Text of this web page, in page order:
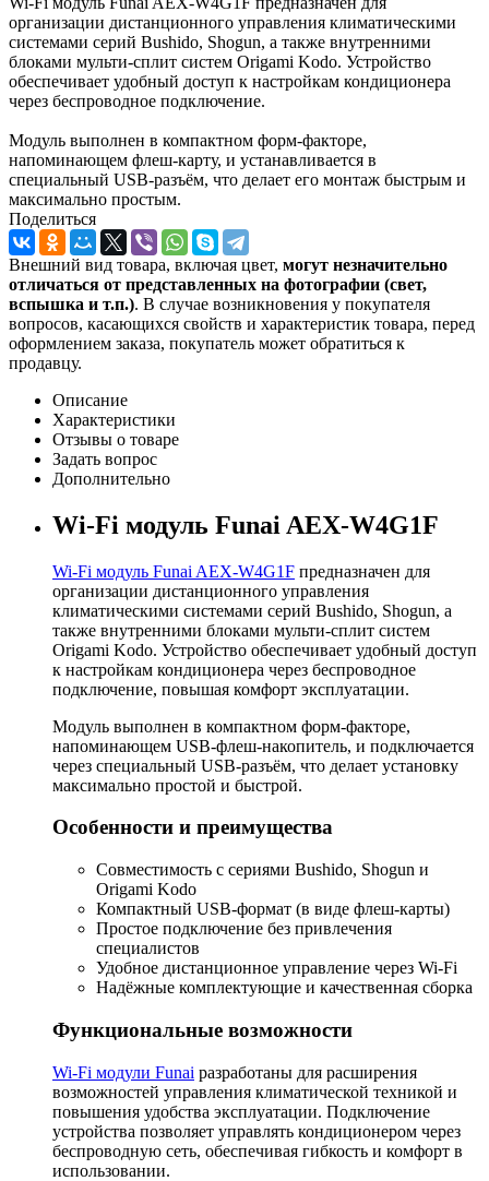
организации дистанционного управления климатическими
системами серий Bushido, Shogun, а также внутренними
блоками мульти-сплит систем Origami Kodo. Устройство
обеспечивает удобный доступ к настройкам кондиционера
через беспроводное подключение.
Модуль выполнен в компактном форм-факторе,
напоминающем флеш-карту, и устанавливается в
специальный USB-разъём, что делает его монтаж быстрым и
максимально простым.
Поделиться
Внешний вид товара, включая цвет, могут незначительно
отличаться от представленных на фотографии (свет,
вспышка и т.п.). В случае возникновения у покупателя
вопросов, касающихся свойств и характеристик товара, перед
оформлением заказа, покупатель может обратиться к
продавцу.
Описание
Характеристики
Отзывы о товаре
Задать вопрос
Дополнительно
Wi-Fi модуль Funai AEX-W4G1F
Wi-Fi модуль Funai AEX-W4G1F предназначен для
организации дистанционного управления
климатическими системами серий Bushido, Shogun, а
также внутренними блоками мульти-сплит систем
Origami Kodo. Устройство обеспечивает удобный доступ
к настройкам кондиционера через беспроводное
подключение, повышая комфорт эксплуатации.
Модуль выполнен в компактном форм-факторе,
напоминающем USB-флеш-накопитель, и подключается
через специальный USB-разъём, что делает установку
максимально простой и быстрой.
Особенности и преимущества
Совместимость с сериями Bushido, Shogun и
Origami Kodo
Компактный USB-формат (в виде флеш-карты)
Простое подключение без привлечения
специалистов
Удобное дистанционное управление через Wi-Fi
Надёжные комплектующие и качественная сборка
Функциональные возможности
Wi-Fi модули Funai разработаны для расширения
возможностей управления климатической техникой и
повышения удобства эксплуатации. Подключение
устройства позволяет управлять кондиционером через
беспроводную сеть, обеспечивая гибкость и комфорт в
использовании.